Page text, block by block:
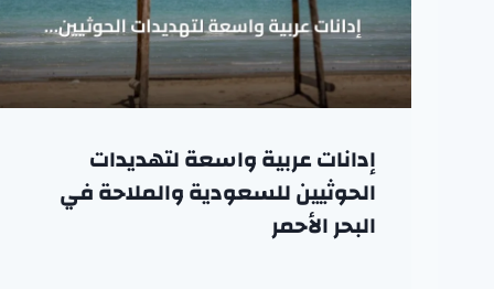
إدانات عربية واسعة لتهديدات
الحوثيين للسعودية والملاحة في
البحر الأحمر